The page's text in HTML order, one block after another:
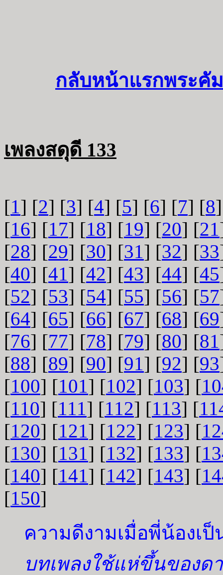
กลับหน้าแรกพระคั
เพลงสดุดี 133
[1] [2] [3] [4] [5] [6] [7] [8
[16] [17] [18] [19] [20] [21
[28] [29] [30] [31] [32] [33
[40] [41] [42] [43] [44] [45
[52] [53] [54] [55] [56] [57
[64] [65] [66] [67] [68] [69
[76] [77] [78] [79] [80] [81
[88] [89] [90] [91] [92] [93
[100] [101] [102] [103] [
[110] [111] [112] [113] [
[120] [121] [122] [123] [
[130] [131] [132] [133] [
[140] [141] [142] [143] [
[150]
ความดีงามเมื่อพี่น้องเ
บทเพลงใช้แห่ขึ้นของด